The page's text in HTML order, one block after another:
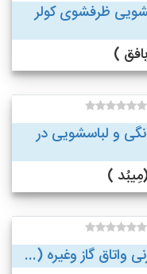
ظرفشوی کولر
و لباسشویی در
واتاق گاز وغیره (...